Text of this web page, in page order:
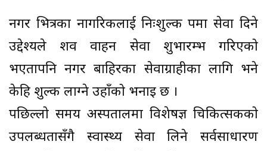
नगर भित्रका नागरिकलाई निःशुल्क रुपमा सेवा दिने
उद्देश्यले शव वाहन सेवा शुभारम्भ गरिएको
भएतापनि नगर बाहिरका सेवाग्राहीका लागि भने
केहि शुल्क लाग्ने उहाँको भनाइ छ ।
पछिल्लो समय अस्पतालमा विशेषज्ञ चिकित्सकको
उपलब्धतासँगै स्वास्थ्य सेवा लिने सर्वसाधारण